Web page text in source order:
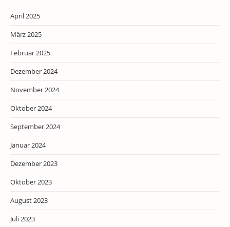
April 2025
März 2025
Februar 2025
Dezember 2024
November 2024
Oktober 2024
September 2024
Januar 2024
Dezember 2023
Oktober 2023
August 2023
Juli 2023